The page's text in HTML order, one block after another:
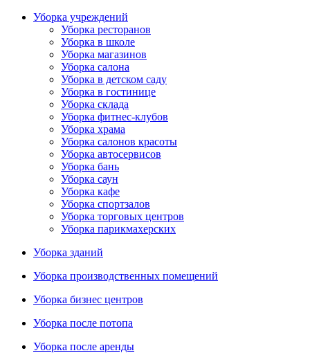
Уборка учреждений
Уборка ресторанов
Уборка в школе
Уборка магазинов
Уборка салона
Уборка в детском саду
Уборка в гостинице
Уборка склада
Уборка фитнес-клубов
Уборка храма
Уборка салонов красоты
Уборка автосервисов
Уборка бань
Уборка саун
Уборка кафе
Уборка спортзалов
Уборка торговых центров
Уборка парикмахерских
Уборка зданий
Уборка производственных помещений
Уборка бизнес центров
Уборка после потопа
Уборка после аренды